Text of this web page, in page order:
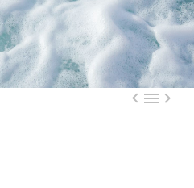
